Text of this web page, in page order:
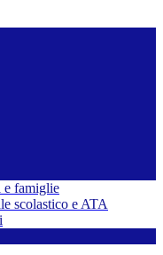
e famiglie
scolastico e ATA